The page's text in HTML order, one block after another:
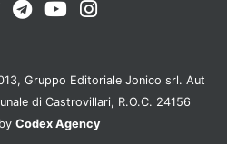
Gruppo Editoriale Jonico srl. Aut
di Castrovillari, R.O.C. 24156
Codex Agency